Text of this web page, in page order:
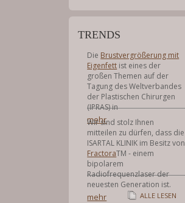
TRENDS
Die Brustvergrößerung mit
Eigenfett ist eines der
großen Themen auf der
Tagung des Weltverbandes
der Plastischen Chirurgen
(IPRAS) in
mehr
Wir sind stolz Ihnen
mitteilen zu dürfen, dass die
ISARTAL KLINIK im Besitz von
FractoraTM - einem
bipolarem
Radiofrequenzlaser der
neuesten Generation ist.
mehr ALLE LESEN